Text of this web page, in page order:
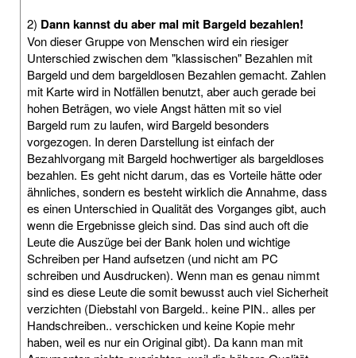
2) Dann kannst du aber mal mit Bargeld bezahlen!
Von dieser Gruppe von Menschen wird ein riesiger
Unterschied zwischen dem "klassischen" Bezahlen mit
Bargeld und dem bargeldlosen Bezahlen gemacht. Zahlen
mit Karte wird in Notfällen benutzt, aber auch gerade bei
hohen Beträgen, wo viele Angst hätten mit so viel
Bargeld rum zu laufen, wird Bargeld besonders
vorgezogen. In deren Darstellung ist einfach der
Bezahlvorgang mit Bargeld hochwertiger als bargeldloses
bezahlen. Es geht nicht darum, das es Vorteile hätte oder
ähnliches, sondern es besteht wirklich die Annahme, dass
es einen Unterschied in Qualität des Vorganges gibt, auch
wenn die Ergebnisse gleich sind. Das sind auch oft die
Leute die Auszüge bei der Bank holen und wichtige
Schreiben per Hand aufsetzen (und nicht am PC
schreiben und Ausdrucken). Wenn man es genau nimmt
sind es diese Leute die somit bewusst auch viel Sicherheit
verzichten (Diebstahl von Bargeld.. keine PIN.. alles per
Handschreiben.. verschicken und keine Kopie mehr
haben, weil es nur ein Original gibt). Da kann man mit